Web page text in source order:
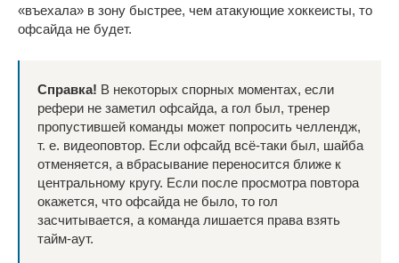
«въехала» в зону быстрее, чем атакующие хоккеисты, то
офсайда не будет.
Справка! В некоторых спорных моментах, если
рефери не заметил офсайда, а гол был, тренер
пропустившей команды может попросить челлендж,
т. е. видеоповтор. Если офсайд всё-таки был, шайба
отменяется, а вбрасывание переносится ближе к
центральному кругу. Если после просмотра повтора
окажется, что офсайда не было, то гол
засчитывается, а команда лишается права взять
тайм-аут.